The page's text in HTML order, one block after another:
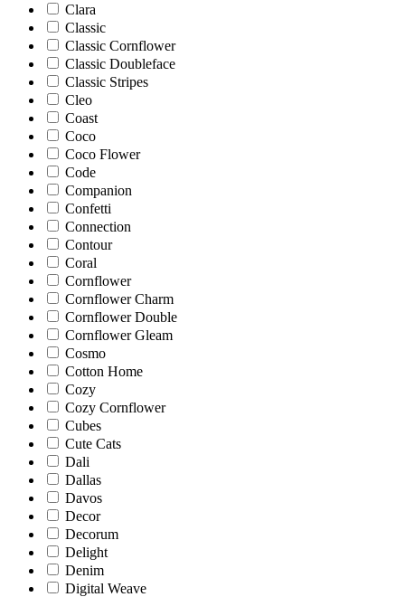
Clara
Classic
Classic Cornflower
Classic Doubleface
Classic Stripes
Cleo
Coast
Coco
Coco Flower
Code
Companion
Confetti
Connection
Contour
Coral
Cornflower
Cornflower Charm
Cornflower Double
Cornflower Gleam
Cosmo
Cotton Home
Cozy
Cozy Cornflower
Cubes
Cute Cats
Dali
Dallas
Davos
Decor
Decorum
Delight
Denim
Digital Weave